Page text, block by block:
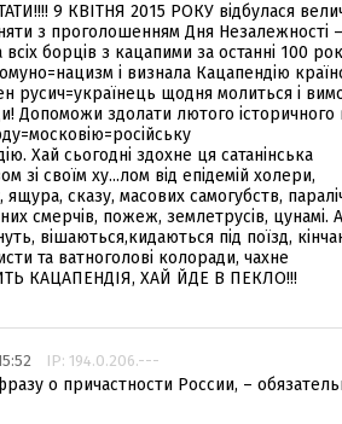
9 КВІТНЯ 2015 РОКУ відбулася
з проголошенням Дня Незалежності –
борців з кацапими за останні 100
і визнала Кацапендію
русич=українець щодня молиться і
Допоможи здолати лютого історичного
Хай сьогодні здохне ця сатанінська
зі своїм ху...лом від епідемій холери,
ящура, сказу, масових самогубств,
смерчів, пожеж, землетрусів, цунамі.
вішаються,кидаються під поїзд,
та ватноголові колоради, чахне
КАЦАПЕНДІЯ, ХАЙ ЙДЕ В ПЕКЛО!!!
IP: 194.0.206.---
о причастности России, –